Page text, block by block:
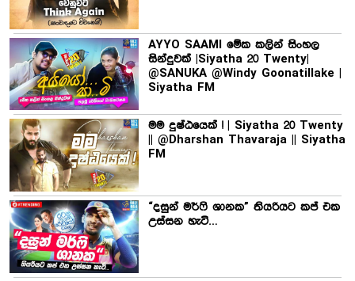
AYYO SAAMI මේක කලින් සිංහල
සින්දුවක් |Siyatha 20 Twenty|
@SANUKA @Windy Goonatillake |
Siyatha FM
මම දුෂ්ඨයෙක් ! | Siyatha 20 Twenty
|| @Dharshan Thavaraja || Siyatha
FM
“දසුන් මර්ෆි ශානක” තියරියට කප් එක
උස්සන හැටි…